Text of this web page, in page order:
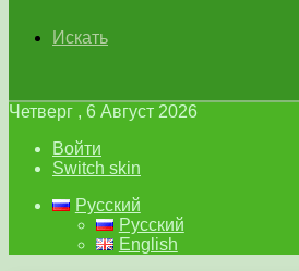
Искать
Четверг , 6 Август 2026
Войти
Switch skin
Русский
Русский
English